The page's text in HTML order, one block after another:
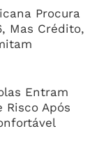
Procura
Mas Crédito,
Entram
Risco Após